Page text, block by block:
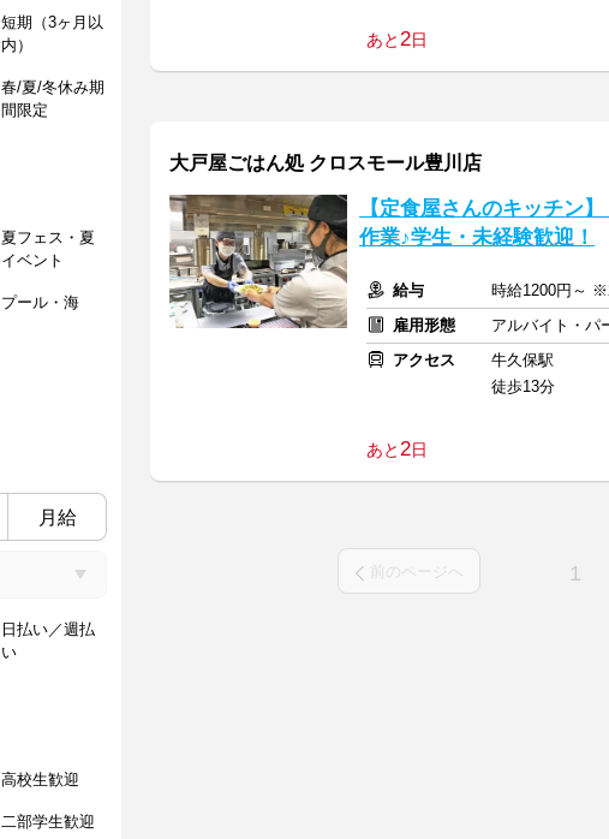
短期（3ヶ月以
内）
春/夏/冬休み期
間限定
夏フェス・夏
イベント
プール・海
月給
日払い／週払
い
高校生歓迎
二部学生歓迎
あと2日
大戸屋ごはん処 クロスモール豊川店
【定食屋さんのキッチン
作業♪学生・未経験歓迎！
給与
時給1200円～
雇用形態
アルバイト・パ
アクセス
牛久保駅
徒歩13分
あと2日
前のページへ 1